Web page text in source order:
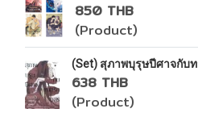
850 THB
(Product)
(Set) สุภาพบุรุษปีศาจกับท
638 THB
(Product)